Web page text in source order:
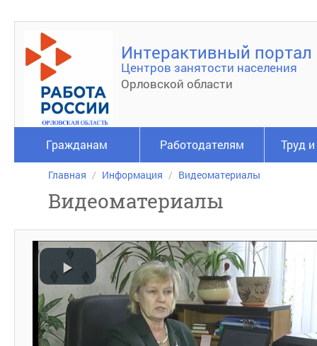
Интерактивный портал
Центров занятости населения
Орловской области
Гражданам Работодателям Труд
Главная Информация Видеоматериалы
Видеоматериалы